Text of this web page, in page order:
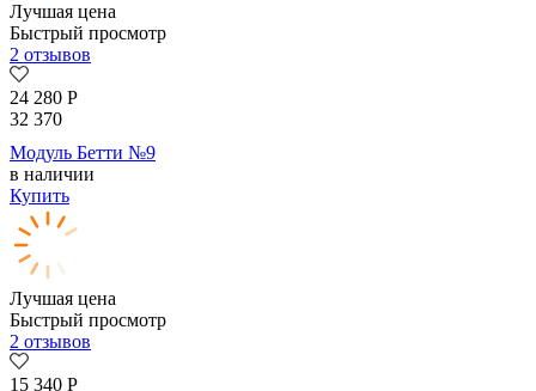
Лучшая цена
Быстрый просмотр
2 отзывов
24 280 Р
32 370
Модуль Бетти №9
в наличии
Купить
Лучшая цена
Быстрый просмотр
2 отзывов
15 340 Р